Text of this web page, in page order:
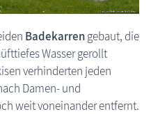
Badekarrengebaut, die
Wasser gerollt
verhinderten jeden
Damen- und
weit voneinander entfernt.